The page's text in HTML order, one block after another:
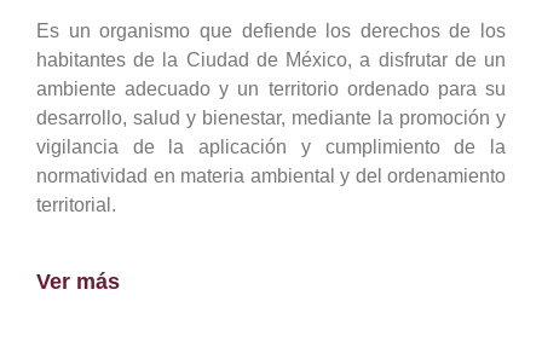
Es un organismo que defiende los derechos de los
habitantes de la Ciudad de México, a disfrutar de un
ambiente adecuado y un territorio ordenado para su
desarrollo, salud y bienestar, mediante la promoción y
vigilancia de la aplicación y cumplimiento de la
normatividad en materia ambiental y del ordenamiento
territorial.
Ver más